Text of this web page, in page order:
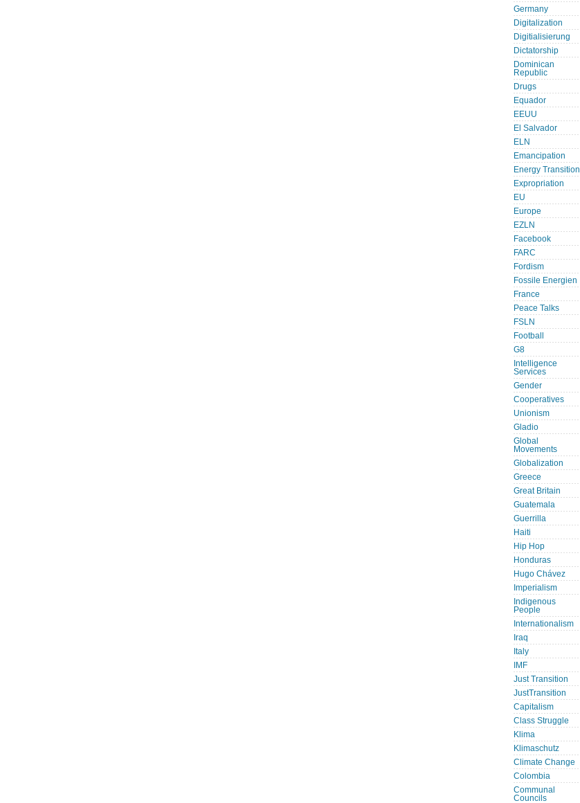
Germany
Digitalization
Digitialisierung
Dictatorship
Dominican
Republic
Drugs
Equador
EEUU
El Salvador
ELN
Emancipation
Energy Transition
Expropriation
EU
Europe
EZLN
Facebook
FARC
Fordism
Fossile Energien
France
Peace Talks
FSLN
Football
G8
Intelligence
Services
Gender
Cooperatives
Unionism
Gladio
Global
Movements
Globalization
Greece
Great Britain
Guatemala
Guerrilla
Haiti
Hip Hop
Honduras
Hugo Chávez
Imperialism
Indigenous
People
Internationalism
Iraq
Italy
IMF
Just Transition
JustTransition
Capitalism
Class Struggle
Klima
Klimaschutz
Climate Change
Colombia
Communal
Councils